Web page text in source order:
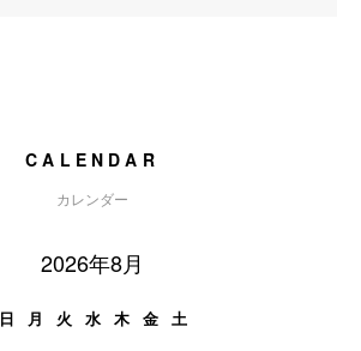
CALENDAR
カレンダー
2026年8月
日 月 火 水 木 金
土